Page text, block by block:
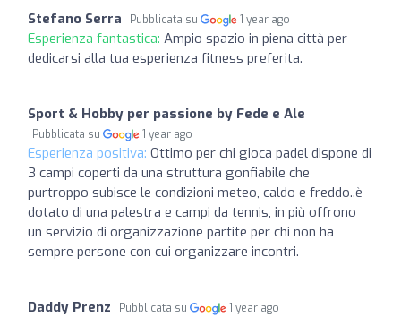
Stefano Serra Pubblicata su 1 year ago
Esperienza fantastica: Ampio spazio in piena città per
dedicarsi alla tua esperienza fitness preferita.
Sport & Hobby per passione by Fede e Ale
Pubblicata su 1 year ago
Esperienza positiva: Ottimo per chi gioca padel dispone di
3 campi coperti da una struttura gonfiabile che
purtroppo subisce le condizioni meteo, caldo e freddo..è
dotato di una palestra e campi da tennis, in più offrono
un servizio di organizzazione partite per chi non ha
sempre persone con cui organizzare incontri.
Daddy Prenz Pubblicata su 1 year ago